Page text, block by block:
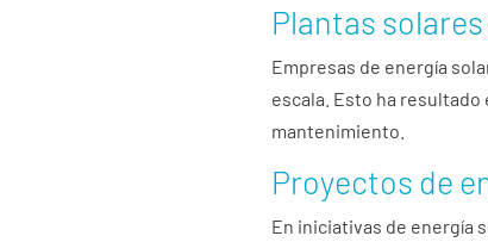
Plantas
Empresas de energía
escala. Esto ha
mantenimiento.
Proyectos de
En iniciativas de energía